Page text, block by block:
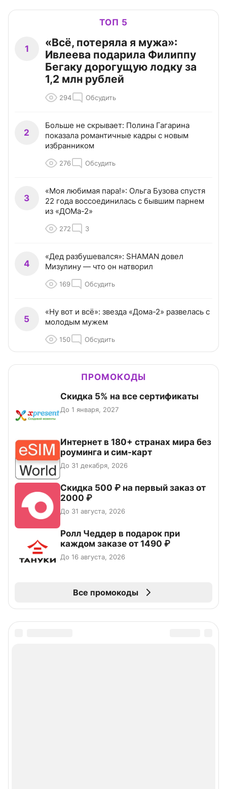
ТОП 5
1
«Всё, потеряла я мужа»:
Ивлеева подарила Филиппу
Бегаку дорогущую лодку за
1,2 млн рублей
294 Обсудить
2
Больше не скрывает: Полина Гагарина
показала романтичные кадры с новым
избранником
276 Обсудить
3
«Моя любимая пара!»: Ольга Бузова спустя
22 года воссоединилась с бывшим парнем
из «ДОМа-2»
272 3
4
«Дед разбушевался»: SHAMAN довел
Мизулину — что он натворил
169 Обсудить
5
«Ну вот и всё»: звезда «Дома-2» развелась с
молодым мужем
150 Обсудить
ПРОМОКОДЫ
Скидка 5% на все сертификаты
До 1 января, 2027
Интернет в 180+ странах мира без
роуминга и сим-карт
До 31 декабря, 2026
Скидка 500 ₽ на первый заказ от
2000 ₽
До 31 августа, 2026
Ролл Чеддер в подарок при
каждом заказе от 1490 ₽
До 16 августа, 2026
Все промокоды